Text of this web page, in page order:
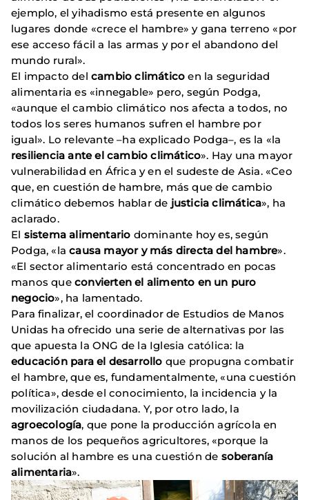
ejemplo, el yihadismo está presente en algunos
lugares donde «crece el hambre» y gana terreno «por
ese acceso fácil a las armas y por el abandono del
mundo rural».
El impacto del cambio climático en la seguridad
alimentaria es «innegable» pero, según Podga,
«aunque el cambio climático nos afecta a todos, no
todos los seres humanos sufren el hambre por
igual». Lo relevante –ha explicado Podga–, es la «la
resiliencia ante el cambio climático». Hay una mayor
vulnerabilidad en África y en el sudeste de Asia. «Ceo
que, en cuestión de hambre, más que de cambio
climático debemos hablar de justicia climática», ha
aclarado.
El sistema alimentario dominante hoy es, según
Podga, «lacausa mayor y más directa del hambre».
«El sector alimentario está concentrado en pocas
manos que convierten el alimento en un puro
negocio», ha lamentado.
Para finalizar, el coordinador de Estudios de Manos
Unidas ha ofrecido una serie de alternativas por las
que apuesta la ONG de la Iglesia católica: la
educación para el desarrollo que propugna combatir
el hambre, que es, fundamentalmente, «una cuestión
política», desde el conocimiento, la incidencia y la
movilización ciudadana. Y, por otro lado, la
agroecología, que pone la producción agrícola en
manos de los pequeños agricultores, «porque la
solución al hambre es una cuestión de soberanía
alimentaria».